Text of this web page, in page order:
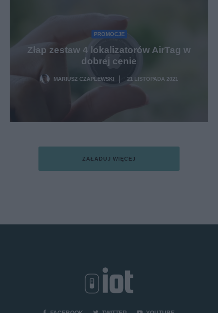
PROMOCJE
Złap zestaw 4 lokalizatorów AirTag w
dobrej cenie
MARIUSZ CZAPLEWSKI 21 LISTOPADA 2021
ZAŁADUJ WIĘCEJ